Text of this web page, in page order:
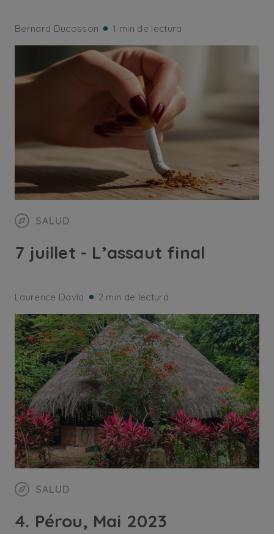
Bernard Ducosson 1 min de lectura
SALUD
7 juillet - L’assaut final
Laurence David 2 min de lectura
SALUD
4. Pérou, Mai 2023